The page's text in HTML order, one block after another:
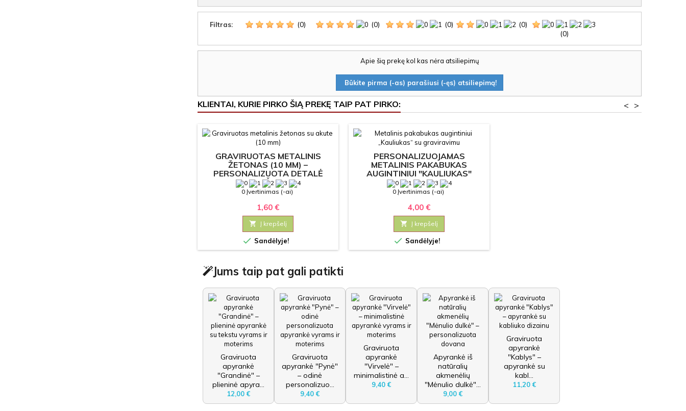
Filtras: (0) (0) (0)
(0)
(0)
Apie šią prekę kol kas nėra atsiliepimų
Būkite pirma (-as) parašiusi (-ęs) atsiliepimą!
KLIENTAI, KURIE PIRKO ŠIĄ PREKĘ TAIP PAT PIRKO: >
<
GRAVIRUOTAS METALINIS
ŽETONAS (10 MM) –
PERSONALIZUOTA DETALĖ
PAPUOŠALAMS
0 Įvertinimas (-ai)
1,60 €
 Į krepšelį
 Sandėlyje!
PERSONALIZUOJAMAS
METALINIS PAKABUKAS
AUGINTINIUI "KAULIUKAS"
0 Įvertinimas (-ai)
4,00 €
 Į krepšelį
 Sandėlyje!
Jums taip pat gali patikti
Graviruota
apyrankė
"Grandinė" –
plieninė apyra...
12,00 €
Graviruota
apyrankė "Pynė"
– odinė
personalizuo...
9,40 €
Graviruota
apyrankė
"Virvelė" –
minimalistinė a...
9,40 €
Apyrankė iš
natūralių
akmenėlių
"Mėnulio dulkė"...
9,00 €
Graviruota
apyrankė
"Kablys" –
apyrankė su
kabl...
11,20 €